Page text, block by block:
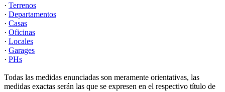
· Terrenos
· Departamentos
· Casas
· Oficinas
· Locales
· Garages
· PHs
Todas las medidas enunciadas son meramente orientativas, las
medidas exactas serán las que se expresen en el respectivo título de